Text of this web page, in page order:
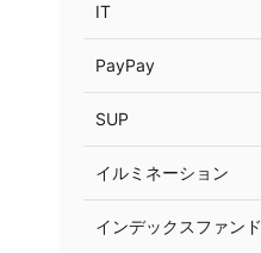
IT
PayPay
SUP
イルミネーション
インデックスファンド